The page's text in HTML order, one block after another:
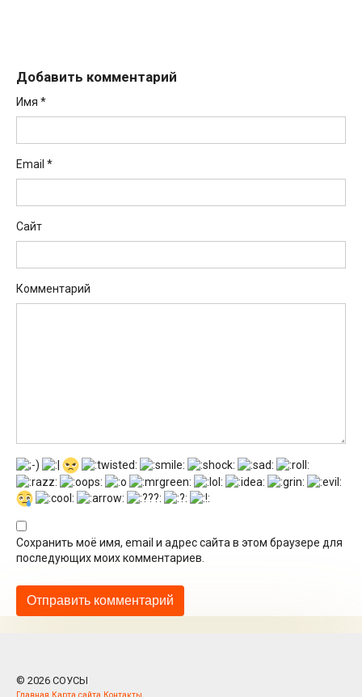
Добавить комментарий
Имя *
Email *
Сайт
Комментарий
Сохранить моё имя, email и адрес сайта в этом браузере для
последующих моих комментариев.
© 2026 СОУСЫ
Главная Карта сайта Контакты